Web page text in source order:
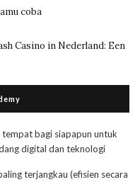
coba
Casino in Nederland: Een
bagi siapapun untuk
digital dan teknologi
terjangkau (efisien secara